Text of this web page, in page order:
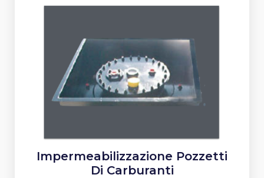
Impermeabilizzazione Pozzetti
Di Carburanti